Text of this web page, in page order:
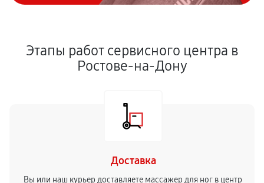
Этапы работ сервисного центра в
Ростове-на-Дону
Доставка
Вы или наш курьер доставляете массажер для ног в центр